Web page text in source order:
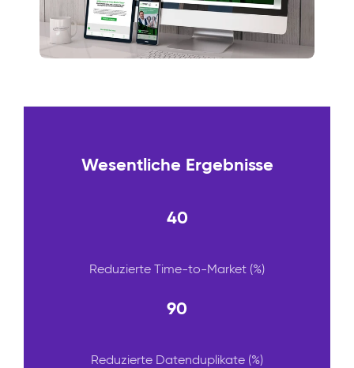
Wesentliche Ergebnisse
40
Reduzierte Time-to-Market (%)
90
Reduzierte Datenduplikate (%)